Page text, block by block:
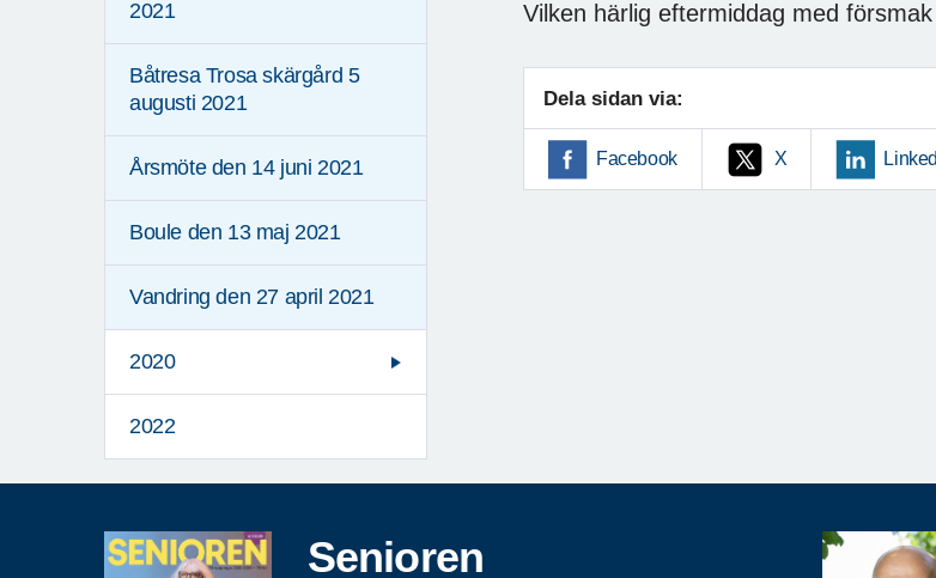
2021
Båtresa Trosa skärgård 5
augusti 2021
Årsmöte den 14 juni 2021
Boule den 13 maj 2021
Vandring den 27 april 2021
2020
2022
Vilken härlig eftermiddag med
Dela sidan via:
Facebook X
Senioren